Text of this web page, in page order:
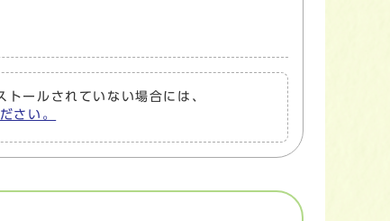
ールされていない場合には、
さい。